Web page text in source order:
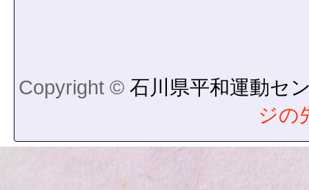
Copyright © 石川県平和運動セ
ジの